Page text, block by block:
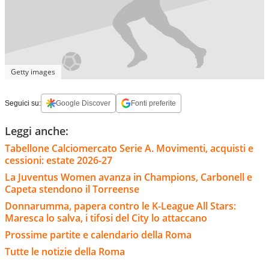
Getty images
Seguici su: Google Discover Fonti preferite
Leggi anche:
Tabellone Calciomercato Serie A. Movimenti, acquisti e
cessioni: estate 2026-27
La Juventus Women avanza in Champions, Carbonell e
Capeta stendono il Torreense
Donnarumma, papera contro le K-League All Stars:
Maresca lo salva, i tifosi del City lo attaccano
Prossime partite e calendario della Roma
Tutte le notizie della Roma